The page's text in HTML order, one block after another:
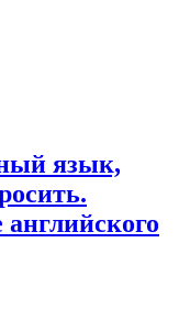
язык,
английского